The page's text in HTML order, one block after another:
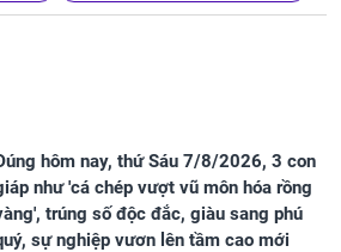
hôm nay, thứ Sáu 7/8/2026, 3 con
như 'cá chép vượt vũ môn hóa rồng
trúng số độc đắc, giàu sang phú
sự nghiệp vươn lên tầm cao mới